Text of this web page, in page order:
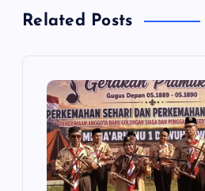
Related Posts